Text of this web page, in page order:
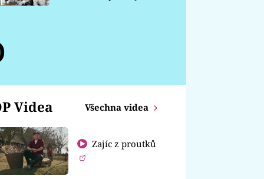
Videa Všechna videa
Zajíc z proutků